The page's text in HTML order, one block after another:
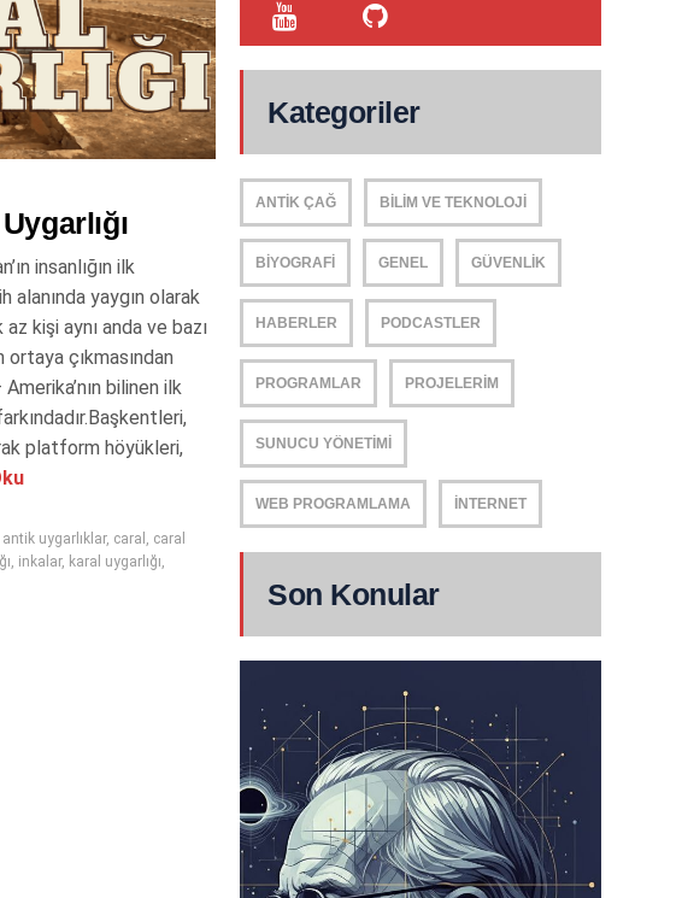
insanlığın ilk
yaygın olarak
kişi aynı anda ve bazı
ortaya çıkmasından
bilinen ilk
platform höyükleri,
antik uygarlıklar, caral , caral
, inkalar, karal uygarlığı,
Kategoriler
ANTIK ÇAĞ BILIM VE TEKNOLOJI
BIYOGRAFI GENEL GÜVENLIK
HABERLER PODCASTLER
PROGRAMLAR PROJELERIM
SUNUCU YÖNETIMI
WEB PROGRAMLAMA İNTERNET
Son Konular